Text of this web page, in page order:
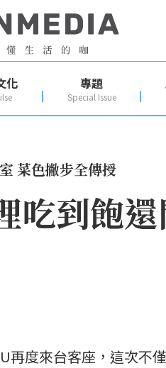
化 專題
Special Issue
菜色撇步全傳授
吃到飽
再度來台客座，這次不